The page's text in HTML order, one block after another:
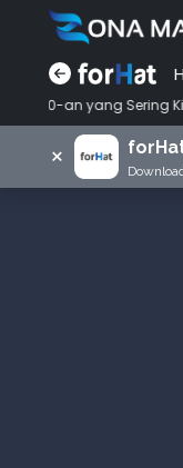
Kita Dengar
×